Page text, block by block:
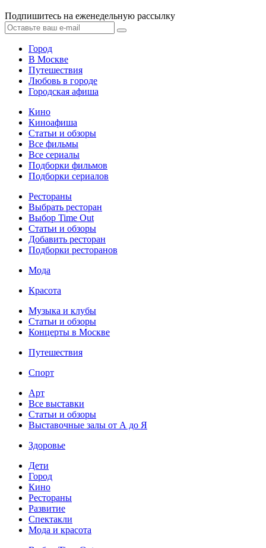
Подпишитесь на еженедельную рассылку
Город
В Москве
Путешествия
Любовь в городе
Городская афиша
Кино
Киноафиша
Статьи и обзоры
Все фильмы
Все сериалы
Подборки фильмов
Подборки сериалов
Рестораны
Выбрать ресторан
Выбор Time Out
Статьи и обзоры
Добавить ресторан
Подборки ресторанов
Мода
Красота
Музыка и клубы
Статьи и обзоры
Концерты в Москве
Путешествия
Спорт
Арт
Все выставки
Статьи и обзоры
Выставочные залы от А до Я
Здоровье
Дети
Город
Кино
Рестораны
Развитие
Спектакли
Мода и красота